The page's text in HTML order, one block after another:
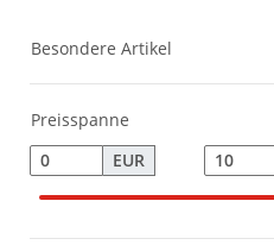
Besondere Artikel
Preisspanne
EUR